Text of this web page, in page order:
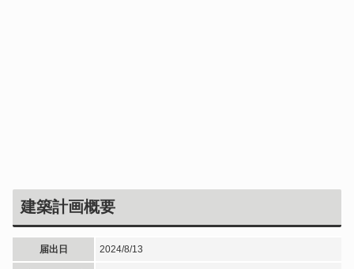
建築計画概要
届出日 2024/8/13